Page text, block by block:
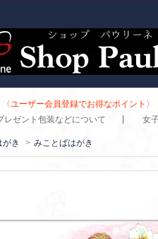
〈ユーザー会員登録でお得なポイン
レゼント包装などについて
女
がき > みことばはがき